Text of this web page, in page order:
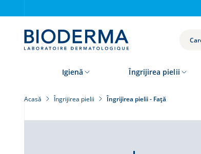
CAUTĂ
Igienă Îngrijirea pielii
Acasă Îngrijirea pielii Îngrijirea pielii - Față